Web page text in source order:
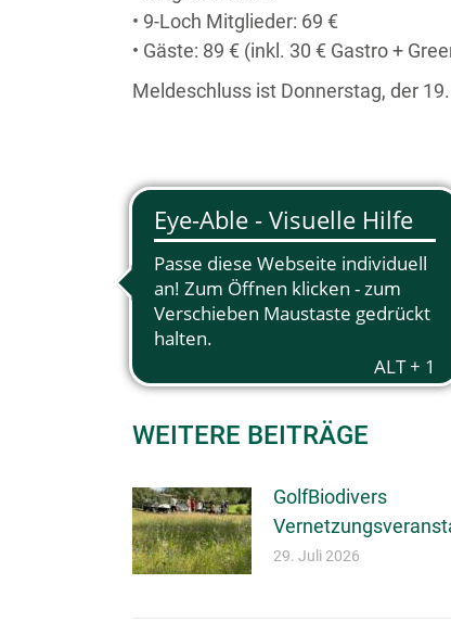
• 9-Loch Mitglieder: 69 €
• Gäste: 89 € (inkl. 30 € Gastro +
Meldeschluss ist Donnerstag, der
WEITERE BEITRÄGE
GolfBiodivers
29. Juli 2026